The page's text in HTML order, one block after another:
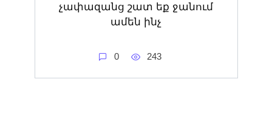
չափազանց շատ եք ջանում
ամեն ինչ
0 243